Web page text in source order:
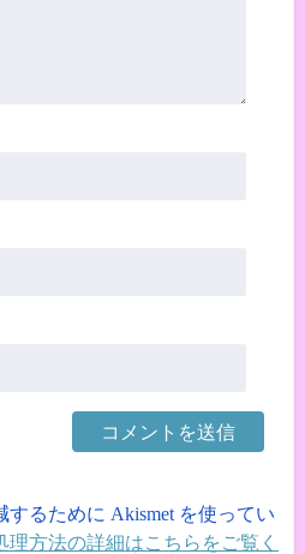
るために Akismet を使ってい
理方法の詳細はこちらをご覧く